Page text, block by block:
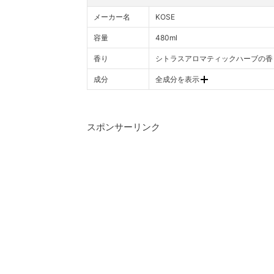
メーカー名 KOSE
容量 480ml
香り シトラスアロマティックハーブの
成分 全成分を表示
スポンサーリンク